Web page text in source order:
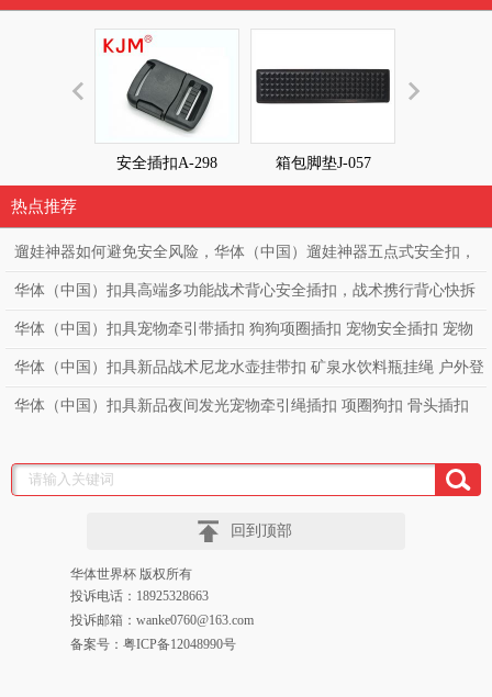
安全插扣A-298 箱包脚垫J-057
热点推荐
遛娃神器如何避免安全风险，华体（中国）遛娃神器五点式安全扣，
高端童车必备亲肤款童车安全扣。
华体（中国）扣具高端多功能战术背心安全插扣，战术携行背心快拆
扣，勤务透气战术背心调节扣，突击战术马甲快拆扣
华体（中国）扣具宠物牵引带插扣 狗狗项圈插扣 宠物安全插扣 宠物
项圈狗带可贴LOGO 塑料插扣
华体（中国）扣具新品战术尼龙水壶挂带扣 矿泉水饮料瓶挂绳 户外登
山水瓶扣挂绳 多功能织带腰带扣
华体（中国）扣具新品夜间发光宠物牵引绳插扣 项圈狗扣 骨头插扣
回到顶部
华体世界杯 版权所有
投诉电话：18925328663
投诉邮箱：wanke0760@163.com
备案号：粤ICP备12048990号